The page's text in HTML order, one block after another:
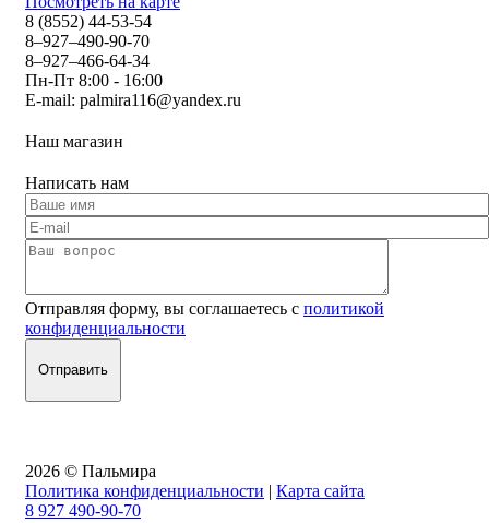
8 (8552) 44-53-54
8–927–490-90-70
8–927–466-64-34
Пн-Пт 8:00 - 16:00
E-mail: palmira116@yandex.ru
Наш магазин
Написать нам
Отправляя форму, вы соглашаетесь с политикой
конфиденциальности
2026 © Пальмира
Политика конфиденциальности | Карта сайта
8 927 490-90-70